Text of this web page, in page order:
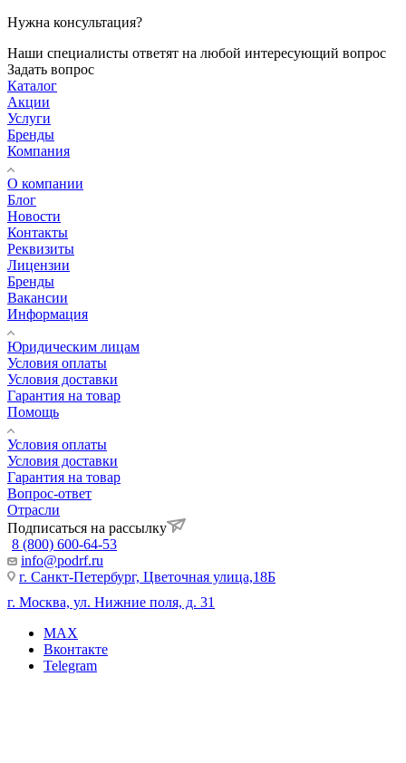
Нужна консультация?
Наши специалисты ответят на любой интересующий вопрос
Задать вопрос
Каталог
Акции
Услуги
Бренды
Компания
О компании
Блог
Новости
Контакты
Реквизиты
Лицензии
Бренды
Вакансии
Информация
Юридическим лицам
Условия оплаты
Условия доставки
Гарантия на товар
Помощь
Условия оплаты
Условия доставки
Гарантия на товар
Вопрос-ответ
Отрасли
Подписаться на рассылку
8 (800) 600-64-53
info@podrf.ru
г. Санкт-Петербург, Цветочная улица,18Б
г. Москва, ул. Нижние поля, д. 31
MAX
Вконтакте
Telegram